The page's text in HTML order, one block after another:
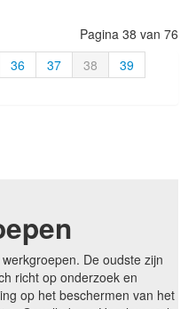
Pagina 38 van 76
36 37 38
39
De oudste zijn
richt op onderzoek en
op het beschermen van het